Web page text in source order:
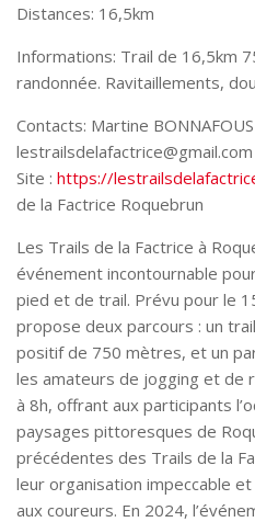
Distances: 16,5km
Informations: Trail de 16,5km
randonnée. Ravitaillements,
Contacts: Martine
lestrailsdelafactrice@gmail.com
Site : https://
de la Factrice Roquebrun
Les Trails de la Factrice à
événement incontournable
pied et de trail. Prévu pour le
propose deux parcours : un
positif de 750 mètres, et un
les amateurs de jogging et de
à 8h, offrant aux participants
paysages pittoresques de
précédentes des Trails de la
leur organisation impeccable et
aux coureurs. En 2024,